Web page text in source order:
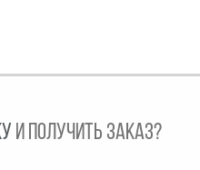
И ПОЛУЧИТЬ ЗАКАЗ?